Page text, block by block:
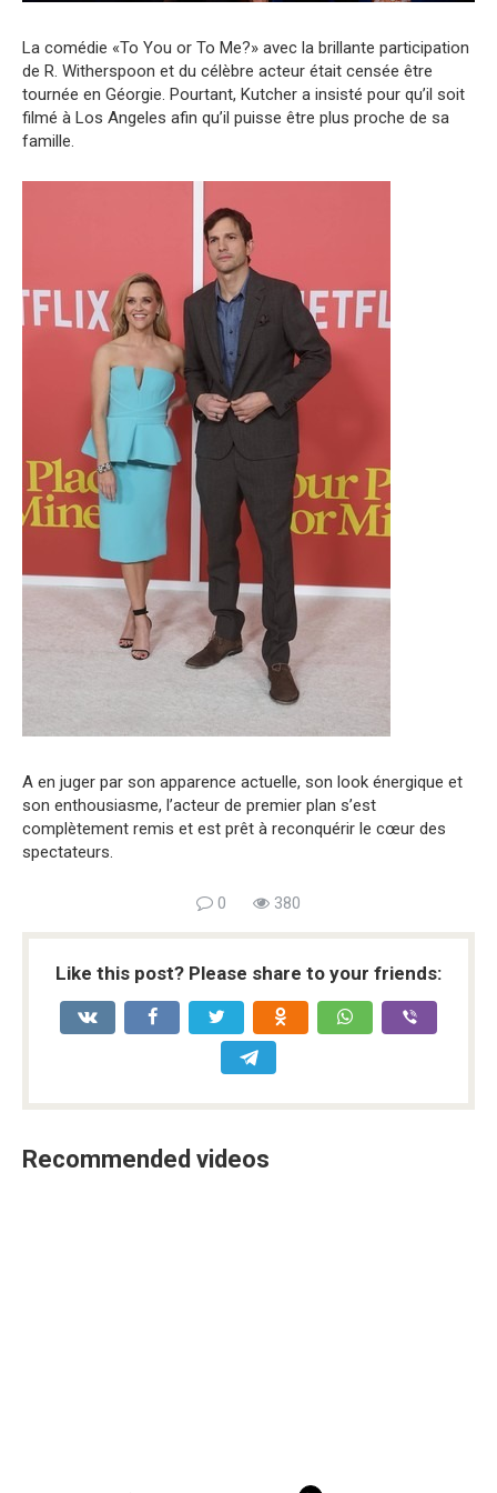
La comédie «To You or To Me?» avec la brillante participation
de R. Witherspoon et du célèbre acteur était censée être
tournée en Géorgie. Pourtant, Kutcher a insisté pour qu’il soit
filmé à Los Angeles afin qu’il puisse être plus proche de sa
famille.
A en juger par son apparence actuelle, son look énergique et
son enthousiasme, l’acteur de premier plan s’est
complètement remis et est prêt à reconquérir le cœur des
spectateurs.
0 380
Like this post? Please share to your friends:
Recommended videos